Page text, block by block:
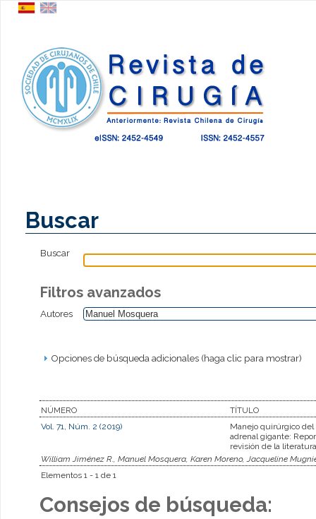
Buscar
Buscar
Filtros avanzados
Autores
Opciones de búsqueda adicionales (haga clic para mostrar)
NÚMERO
TÍTULO
Vol. 71, Núm. 2 (2019)
Manejo quirúrgico
adrenal gigante:
revisión de la literatura
William Jiménez R., Manuel Mosquera, Karen Moreno, Jacqueline
Elementos 1 - 1 de 1
Consejos de búsqueda: